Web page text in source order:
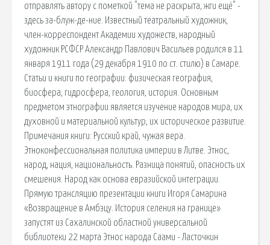
отправлять автору с пометкой "тема не раскрыта, жги ещё" -
здесь за-блуж-де-ние. Известный театральный художник,
член-корреспондент Академии художеств, народный
художник РСФСР Александр Павлович Васильев родился в 11
января 1911 года (29 декабря 1910 по ст. стилю) в Самаре.
Статьи и книги по географии: физическая география,
биосфера, гидросфера, геология, история. Основным
предметом этнографии является изучение народов мира, их
духовной и материальной культур, их историческое развитие.
Примечания книги: Русский край, чужая вера.
Этноконфессиональная политика империи в Литве. Этнос,
народ, нация, национальность. Разница понятий, опасность их
смешения. Народ как основа евразийской интеграции.
Прямую трансляцию презентации книги Игоря Самарина
«Возвращение в Амбэцу. История селения на границе»
запустят из Сахалинской областной универсальной
библиотеки 22 марта Этнос народа Саами - Ласточкин